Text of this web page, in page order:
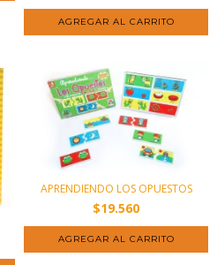
APRENDIENDO LOS OPUESTOS
$19.560